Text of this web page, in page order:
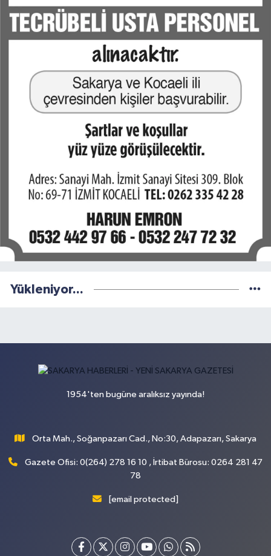
Yükleniyor...
1954'ten bugüne aralıksız yayında!
Orta Mah., Soğanpazarı Cad., No:30, Adapazarı, Sakarya
Gazete Ofisi: 0(264) 278 16 10 , İrtibat Bürosu: 0264 281 47
78
[email protected]